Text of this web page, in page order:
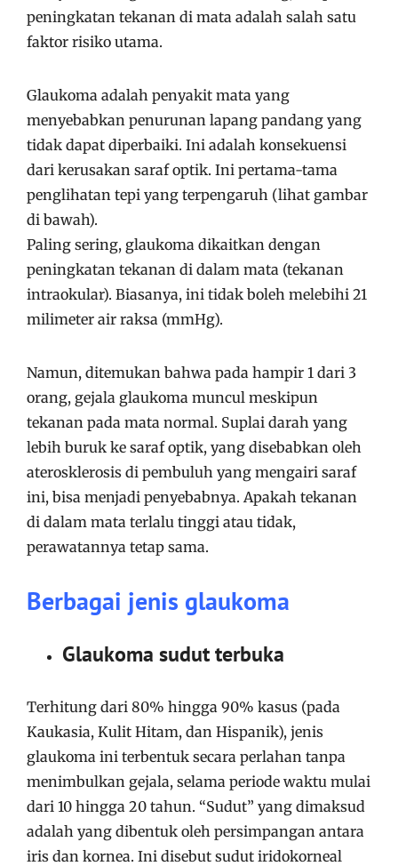
peningkatan tekanan di mata adalah salah satu
faktor risiko utama.
Glaukoma adalah penyakit mata yang
menyebabkan penurunan lapang pandang yang
tidak dapat diperbaiki. Ini adalah konsekuensi
dari kerusakan saraf optik. Ini pertama-tama
penglihatan tepi yang terpengaruh (lihat gambar
di bawah).
Paling sering, glaukoma dikaitkan dengan
peningkatan tekanan di dalam mata (tekanan
intraokular). Biasanya, ini tidak boleh melebihi 21
milimeter air raksa (mmHg).
Namun, ditemukan bahwa pada hampir 1 dari 3
orang, gejala glaukoma muncul meskipun
tekanan pada mata normal. Suplai darah yang
lebih buruk ke saraf optik, yang disebabkan oleh
aterosklerosis di pembuluh yang mengairi saraf
ini, bisa menjadi penyebabnya. Apakah tekanan
di dalam mata terlalu tinggi atau tidak,
perawatannya tetap sama.
Berbagai jenis glaukoma
Glaukoma sudut terbuka
Terhitung dari 80% hingga 90% kasus (pada
Kaukasia, Kulit Hitam, dan Hispanik), jenis
glaukoma ini terbentuk secara perlahan tanpa
menimbulkan gejala, selama periode waktu mulai
dari 10 hingga 20 tahun. “Sudut” yang dimaksud
adalah yang dibentuk oleh persimpangan antara
iris dan kornea. Ini disebut sudut iridokorneal